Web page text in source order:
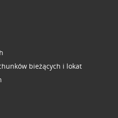
bieżących i lokat